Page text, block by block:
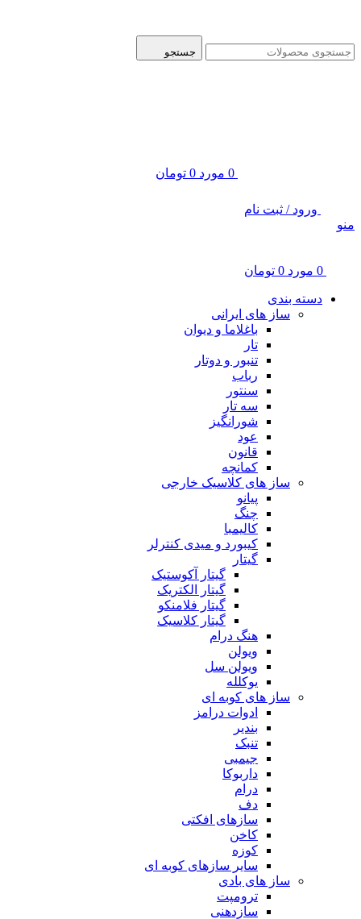
جستجو
0 مورد 0 تومان
ورود / ثبت نام
منو
0 مورد 0 تومان
دسته بندی
ساز های ایرانی
باغلاما و دیوان
تار
تنبور و دوتار
رباب
سنتور
سه تار
شورانگیز
عود
قانون
کمانچه
ساز های کلاسیک خارجی
پیانو
چنگ
کالیمبا
کیبورد و میدی کنترلر
گیتار
گیتار آکوستیک
گیتار الکتریک
گیتار فلامنکو
گیتار کلاسیک
هنگ درام
ویولن
ویولن سل
یوکلله
ساز های کوبه ای
ادوات درامز
بندیر
تنبک
جیمبی
داربوکا
درام
دف
سازهای افکتی
کاخن
کوزه
سایر سازهای کوبه ای
ساز های بادی
ترومپت
سازدهنی